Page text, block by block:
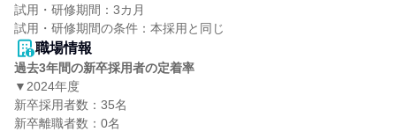
試用・研修期間：3カ月
職場情報
過去3年間の新卒採用者の定着率
▼2024年度
新卒採用者数：35名
新卒離職者数：0名